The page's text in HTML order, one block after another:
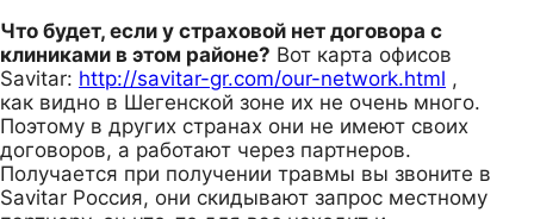
Что будет, если у страховой нет договора с
клиниками в этом районе? Вот карта офисов
Savitar: http://savitar-gr.com/our-network.html ,
как видно в Шегенской зоне их не очень много.
Поэтому в других странах они не имеют своих
договоров, а работают через партнеров.
Получается при получении травмы вы звоните в
Savitar Россия, они скидывают запрос местному